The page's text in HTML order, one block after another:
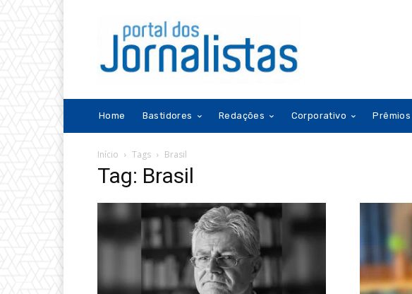
Home Bastidores Redações Corporativo Prêmios
Início Tags Brasil
Tag: Brasil